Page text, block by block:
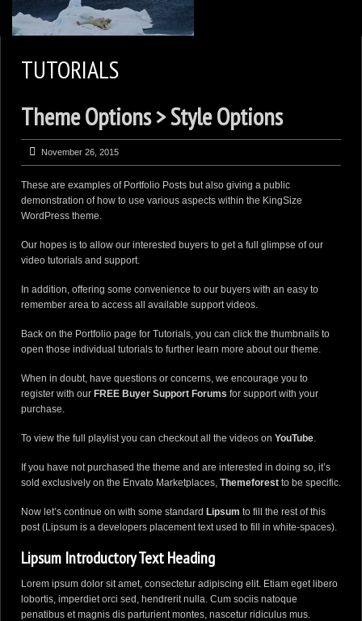
WILDLIFE PORTFOLIO
BEARS, BEARS, BEARS
OPINIONS&COMMENTS
EXTERNAL LINKS
TUTORIALS
Theme Options > Style Options
November 26, 2015
These are examples of Portfolio Posts but also giving a public
demonstration of how to use various aspects within the KingSize
WordPress theme.
Our hopes is to allow our interested buyers to get a full glimpse of our
video tutorials and support.
In addition, offering some convenience to our buyers with an easy to
remember area to access all available support videos.
Back on the Portfolio page for Tutorials, you can click the thumbnails to
open those individual tutorials to further learn more about our theme.
When in doubt, have questions or concerns, we encourage you to
register with our FREE Buyer Support Forums for support with your
purchase.
To view the full playlist you can checkout all the videos on YouTube.
If you have not purchased the theme and are interested in doing so, it’s
sold exclusively on the Envato Marketplaces, Themeforest to be specific.
Now let’s continue on with some standard Lipsum to fill the rest of this
post (Lipsum is a developers placement text used to fill in white-spaces).
Lipsum Introductory Text Heading
Lorem ipsum dolor sit amet, consectetur adipiscing elit. Etiam eget libero
lobortis, imperdiet orci sed, hendrerit nulla. Cum sociis natoque
penatibus et magnis dis parturient montes, nascetur ridiculus mus.